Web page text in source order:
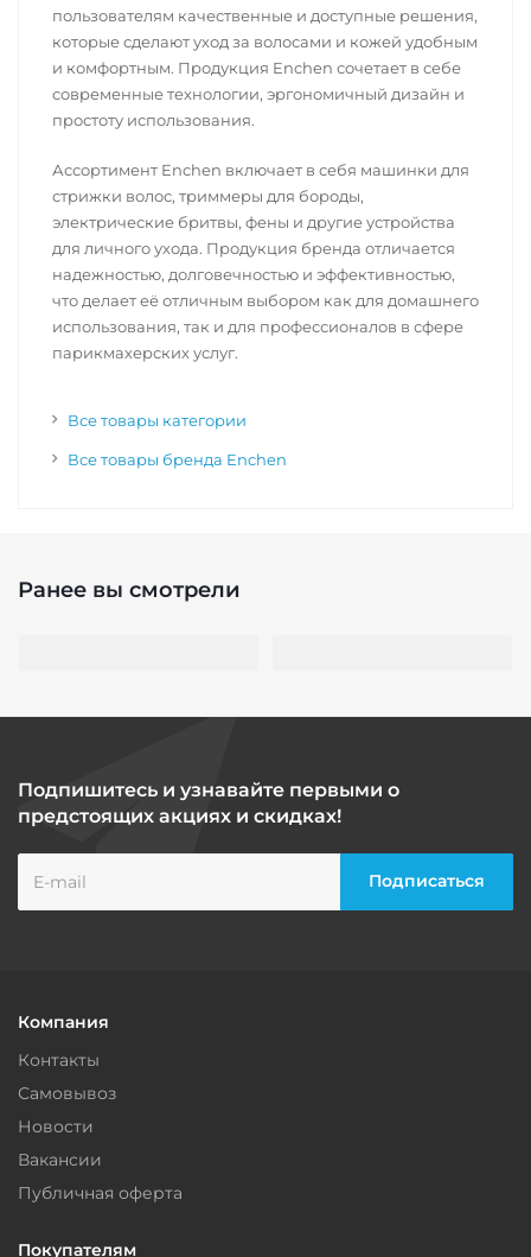
пользователям качественные и доступные решения,
которые сделают уход за волосами и кожей удобным
и комфортным. Продукция Enchen сочетает в себе
современные технологии, эргономичный дизайн и
простоту использования.
Ассортимент Enchen включает в себя машинки для
стрижки волос, триммеры для бороды,
электрические бритвы, фены и другие устройства
для личного ухода. Продукция бренда отличается
надежностью, долговечностью и эффективностью,
что делает её отличным выбором как для домашнего
использования, так и для профессионалов в сфере
парикмахерских услуг.
Все товары категории
Все товары бренда Enchen
Ранее вы смотрели
Подпишитесь и узнавайте первыми о
предстоящих акциях и скидках!
Компания
Контакты
Самовывоз
Новости
Вакансии
Публичная оферта
Покупателям